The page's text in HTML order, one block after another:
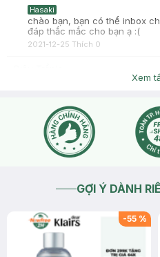
Hasaki
chào bạn, bạn có thể inbox
đáp thắc mắc cho bạn ạ :(
2021-12-25 Thích 0
Sao mình mua này combo mà
Chào bạn, bạn gửi thông tin
nhân viên kiểm tra cụ thể cho
2021-09-13Thích
Xem
GỢI Ý DÀNH
-55 %